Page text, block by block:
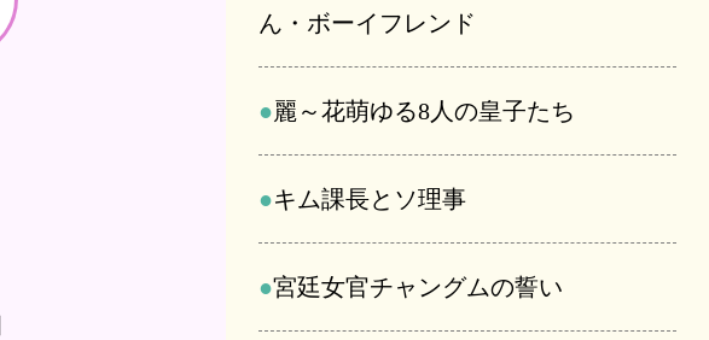
ん・ボーイフレンド
麗～花萌ゆる8人の皇子たち
キム課長とソ理事
宮廷女官チャングムの誓い